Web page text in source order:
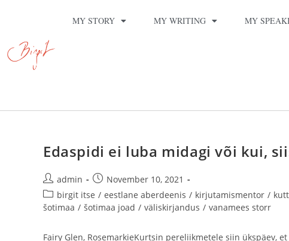
MY STORY MY WRITING MY
Edaspidi ei luba midagi või kui,
admin
November 10, 2021
birgit itse / eestlane aberdeenis / kirjutamismentor /
šotimaa / šotimaa joad / väliskirjandus / vanamees storr
Fairy Glen, RosemarkieKurtsin pereliikmetele siin ükspäev,